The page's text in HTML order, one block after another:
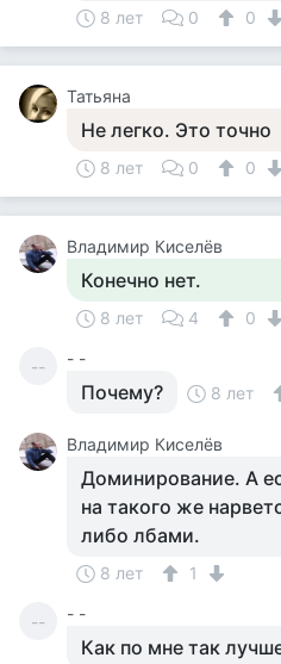
8 лет 0 0
Татьяна
Не легко. Это точно
8 лет 0 0
Владимир Киселёв
Конечно нет.
8 лет 4 0
-- - -
Почему? 8 лет
Владимир Киселёв
Доминирование. А
на такого же
либо лбами.
8 лет 1
-- - -
Как по мне так